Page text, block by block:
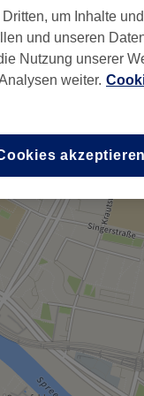
um Inhalte
und unseren
Nutzung unserer
weiter.